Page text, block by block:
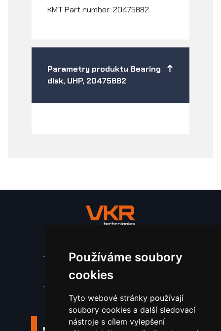
Používáme soubory
cookies
Tyto webové stránky používají
soubory cookies a další sledovací
nástroje s cílem vylepšení
KMT Part number: 20475882
Parametry produktu Bearing
disk, UHP, 20475882
Nástroje pro ohraňovací lisy
Spotřební materiál a nástroje